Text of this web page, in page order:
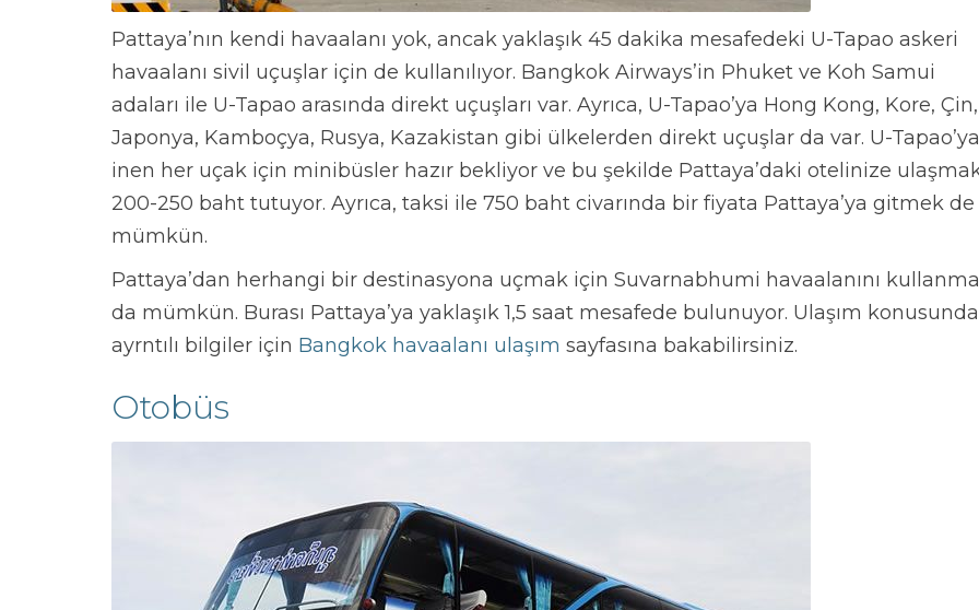
Pattaya’nın kendi havaalanı yok, ancak yaklaşık 45 dakika mesafedeki U-Tapao askeri
havaalanı sivil uçuşlar için de kullanılıyor. Bangkok Airways’in Phuket ve Koh Samui
adaları ile U-Tapao arasında direkt uçuşları var. Ayrıca, U-Tapao’ya Hong Kong, Kore, Çin,
Japonya, Kamboçya, Rusya, Kazakistan gibi ülkelerden direkt uçuşlar da var. U-Tapao’ya
inen her uçak için minibüsler hazır bekliyor ve bu şekilde Pattaya’daki otelinize
200-250 baht tutuyor. Ayrıca, taksi ile 750 baht civarında bir fiyata Pattaya’ya gitmek de
mümkün.
Pattaya’dan herhangi bir destinasyona uçmak için Suvarnabhumi havaalanını
da mümkün. Burası Pattaya’ya yaklaşık 1,5 saat mesafede bulunuyor. Ulaşım konusunda
ayrntılı bilgiler için Bangkok havaalanı ulaşım sayfasına bakabilirsiniz.
Otobüs